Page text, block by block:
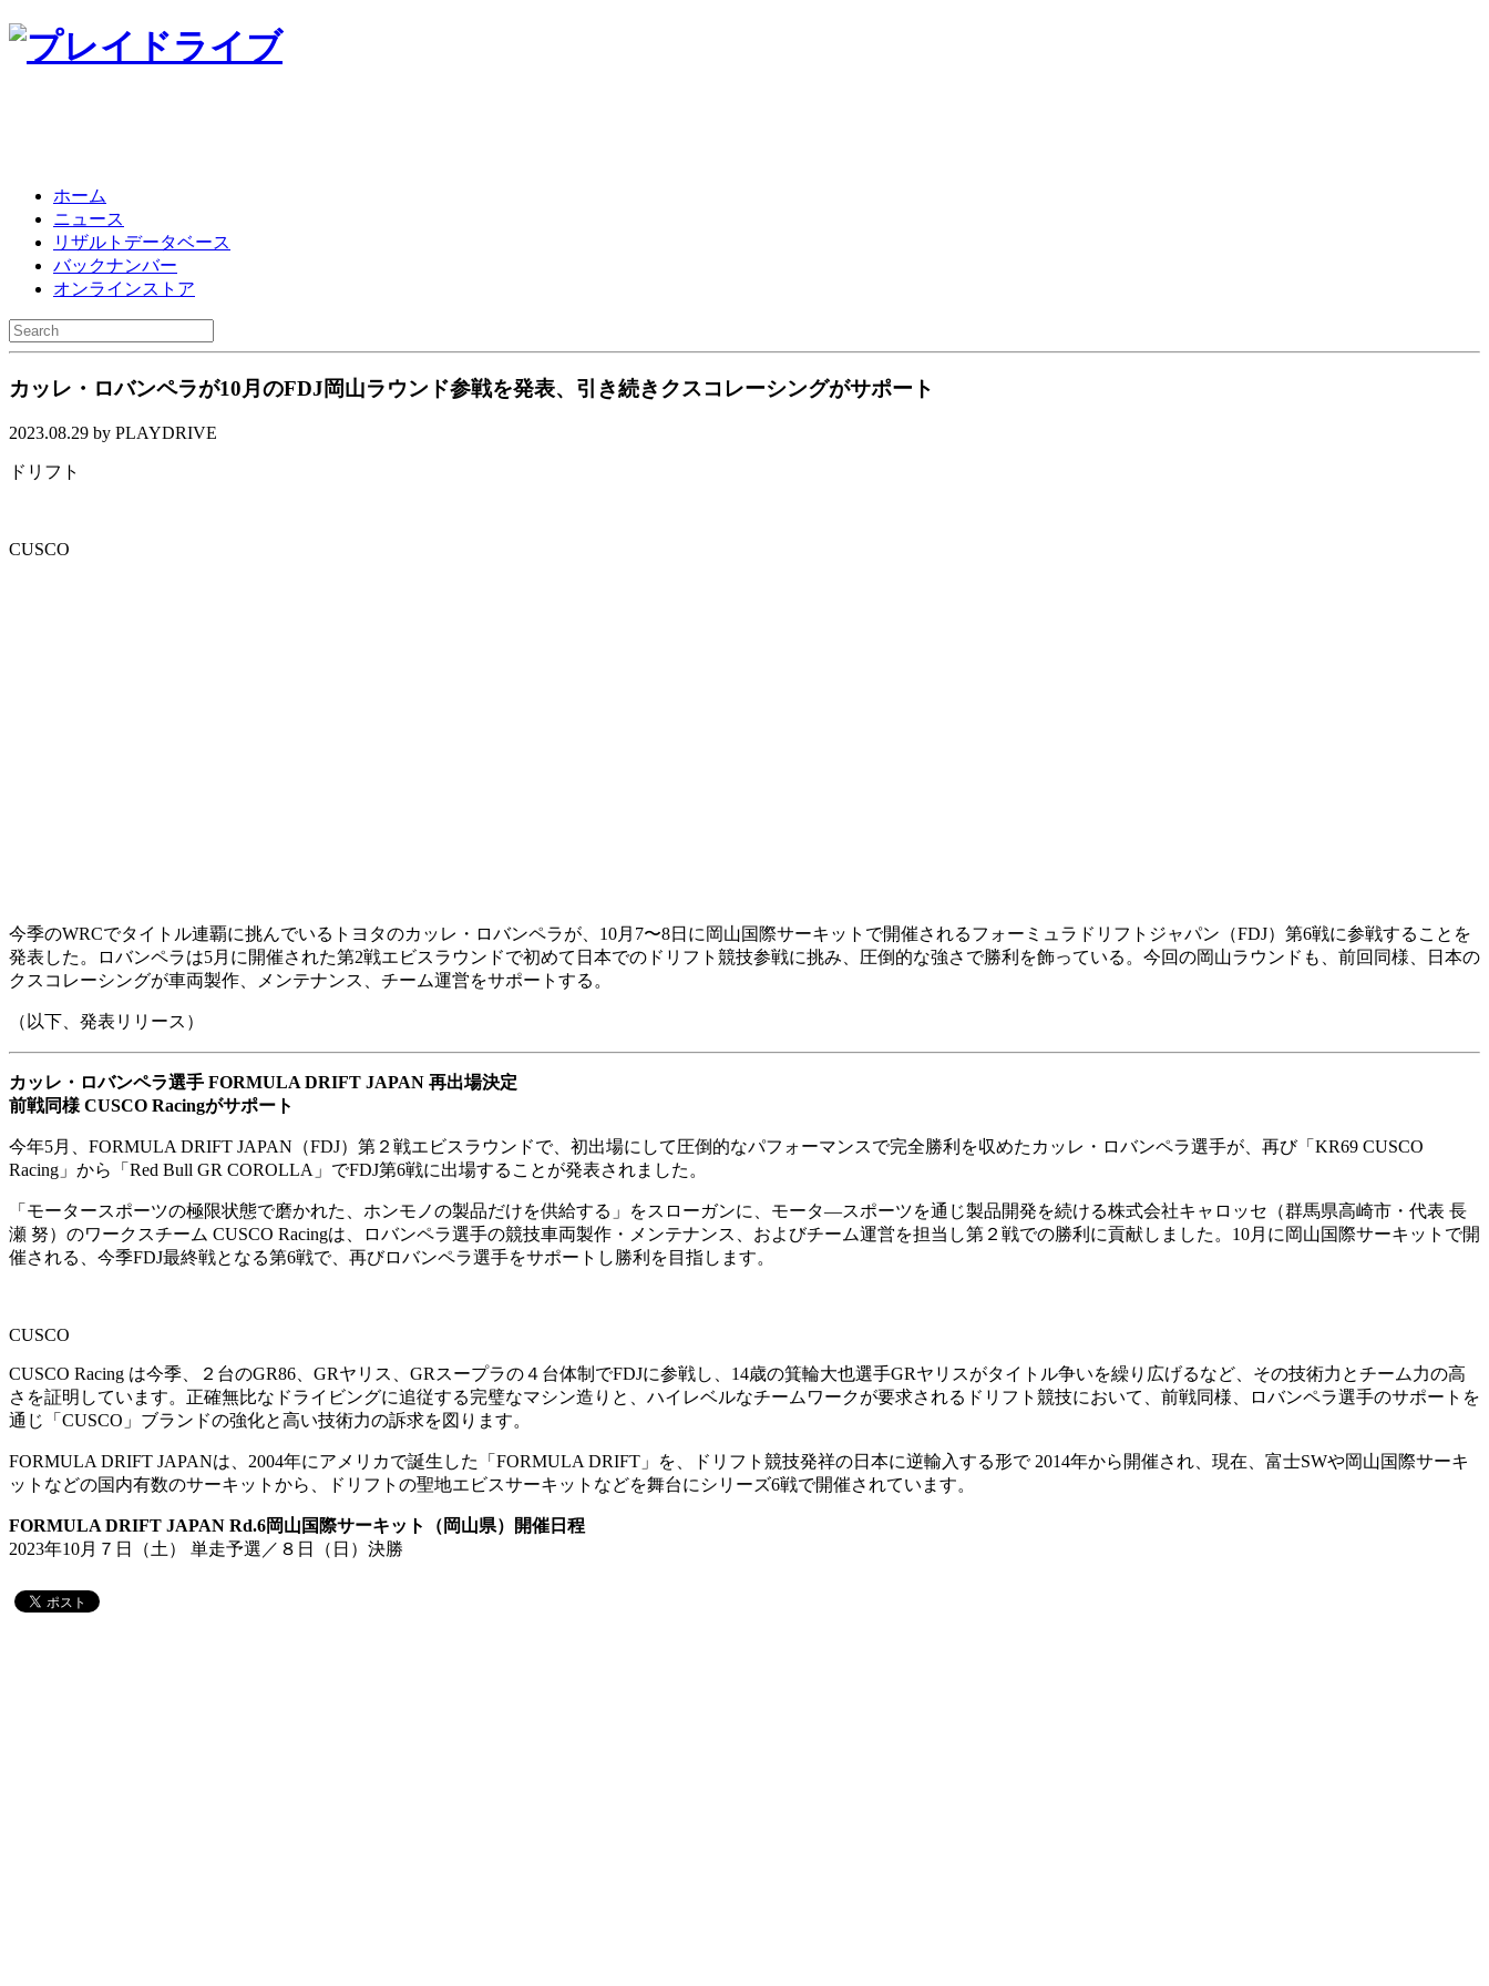
ホーム
ニュース
リザルトデータベース
バックナンバー
オンラインストア
カッレ・ロバンペラが10月のFDJ岡山ラウンド参戦を発表、引き続きクスコレーシングがサポート
2023.08.29 by PLAYDRIVE
ドリフト
CUSCO
今季のWRCでタイトル連覇に挑んでいるトヨタのカッレ・ロバンペラが、10月7〜8日に岡山国際サーキットで開催されるフォーミュラドリフトジャパン（FDJ）第6戦に参戦することを
発表した。ロバンペラは5月に開催された第2戦エビスラウンドで初めて日本でのドリフト競技参戦に挑み、圧倒的な強さで勝利を飾っている。今回の岡山ラウンドも、前回同様、日本の
クスコレーシングが車両製作、メンテナンス、チーム運営をサポートする。
（以下、発表リリース）
カッレ・ロバンペラ選手 FORMULA DRIFT JAPAN 再出場決定
前戦同様 CUSCO Racingがサポート
今年5月、FORMULA DRIFT JAPAN（FDJ）第２戦エビスラウンドで、初出場にして圧倒的なパフォーマンスで完全勝利を収めたカッレ・ロバンペラ選手が、再び「KR69 CUSCO
Racing」から「Red Bull GR COROLLA」でFDJ第6戦に出場することが発表されました。
「モータースポーツの極限状態で磨かれた、ホンモノの製品だけを供給する」をスローガンに、モータ―スポーツを通じ製品開発を続ける株式会社キャロッセ（群馬県高崎市・代表 長
瀬 努）のワークスチーム CUSCO Racingは、ロバンペラ選手の競技車両製作・メンテナンス、およびチーム運営を担当し第２戦での勝利に貢献しました。10月に岡山国際サーキットで開
催される、今季FDJ最終戦となる第6戦で、再びロバンペラ選手をサポートし勝利を目指します。
CUSCO
CUSCO Racing は今季、２台のGR86、GRヤリス、GRスープラの４台体制でFDJに参戦し、14歳の箕輪大也選手GRヤリスがタイトル争いを繰り広げるなど、その技術力とチーム力の高
さを証明しています。正確無比なドライビングに追従する完璧なマシン造りと、ハイレベルなチームワークが要求されるドリフト競技において、前戦同様、ロバンペラ選手のサポートを
通じ「CUSCO」ブランドの強化と高い技術力の訴求を図ります。
FORMULA DRIFT JAPANは、2004年にアメリカで誕生した「FORMULA DRIFT」を、ドリフト競技発祥の日本に逆輸入する形で 2014年から開催され、現在、富士SWや岡山国際サーキ
ットなどの国内有数のサーキットから、ドリフトの聖地エビスサーキットなどを舞台にシリーズ6戦で開催されています。
FORMULA DRIFT JAPAN Rd.6岡山国際サーキット（岡山県）開催日程
2023年10月７日（土） 単走予選／８日（日）決勝